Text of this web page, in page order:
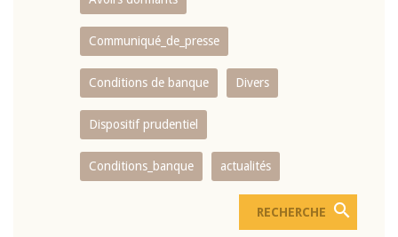
Communiqué_de_presse
Conditions de banque Divers
Dispositif prudentiel
Conditions_banque actualités